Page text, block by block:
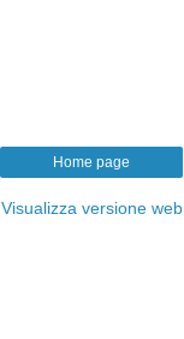
Home page
Visualizza versione web